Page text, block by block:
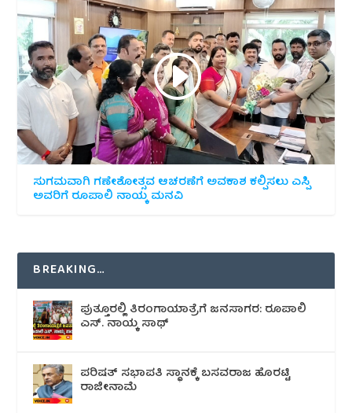
ಸುಗಮವಾಗಿ ಗಣೇಶೋತ್ಸವ ಆಚರಣೆಗೆ ಅವಕಾಶ ಕಲ್ಪಿಸಲು ಎಸ್ಪಿ
ಅವರಿಗೆ ರೂಪಾಲಿ ನಾಯ್ಕ ಮನವಿ
BREAKING…
ಪುತ್ತೂರಲ್ಲಿ ತಿರಂಗಾಯಾತ್ರೆಗೆ ಜನಸಾಗರ: ರೂಪಾಲಿ
ಎಸ್. ನಾಯ್ಕ ಸಾಥ್
ಪರಿಷತ್ ಸಭಾಪತಿ ಸ್ಥಾನಕ್ಕೆ ಬಸವರಾಜ ಹೊರಟ್ಟಿ
ರಾಜೀನಾಮೆ